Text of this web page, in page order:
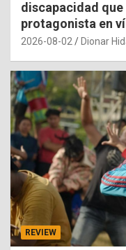
discapacidad
protagonista en
2026-08-02 Dionar
REVIEW